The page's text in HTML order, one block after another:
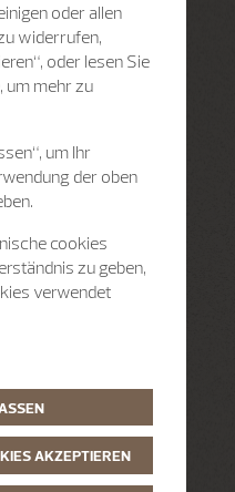
oder allen
widerrufen,
oder lesen Sie
, um mehr zu
um Ihr
der oben
cookies
zu geben,
verwendet
AKZEPTIEREN